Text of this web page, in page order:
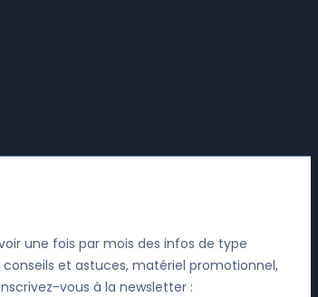
une fois par mois des infos de type
conseils et astuces, matériel promotionnel,
vous à la newsletter :